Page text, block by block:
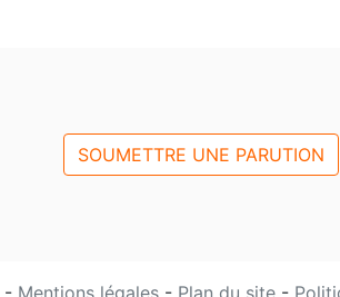
SOUMETTRE UNE PARUTION
- Mentions légales - Plan du site -